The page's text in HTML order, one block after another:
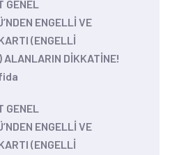
GENEL
ENGELLİ VE
(ENGELLİ
ALANLARIN DİKKATİNE!
GENEL
ENGELLİ VE
(ENGELLİ